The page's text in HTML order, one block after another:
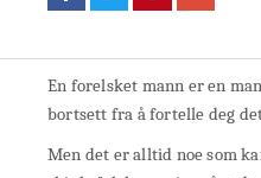
En forelsket mann er en
bortsett fra å fortelle deg
Men det er alltid noe som